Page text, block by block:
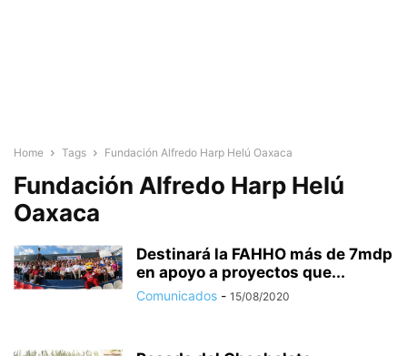
Home Tags Fundación Alfredo Harp Helú Oaxaca
Fundación Alfredo Harp Helú
Oaxaca
Destinará la FAHHO más de 7mdp
en apoyo a proyectos que...
Comunicados - 15/08/2020